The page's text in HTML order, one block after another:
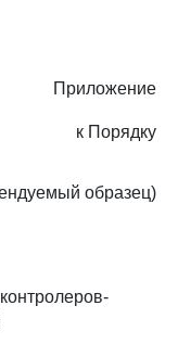
Приложение
к Порядку
образец)